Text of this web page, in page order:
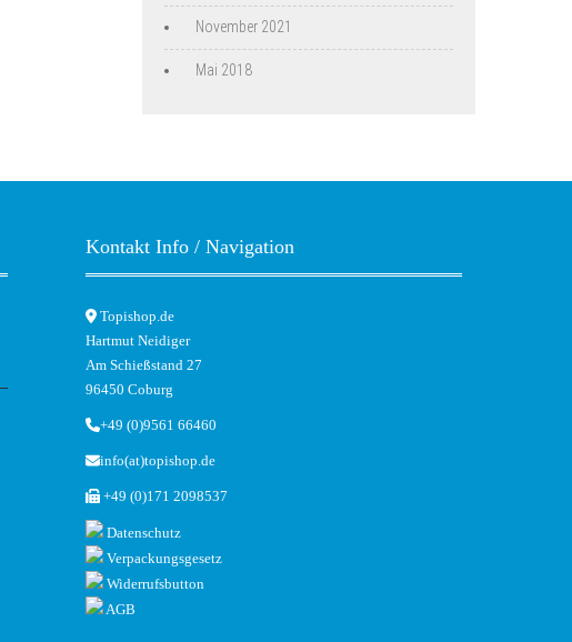
November 2021
Mai 2018
Kontakt Info / Navigation
Topishop.de
Hartmut Neidiger
Am Schießstand 27
96450 Coburg
+49 (0)9561 66460
info(at)topishop.de
+49 (0)171 2098537
Datenschutz
Verpackungsgesetz
Widerrufsbutton
AGB